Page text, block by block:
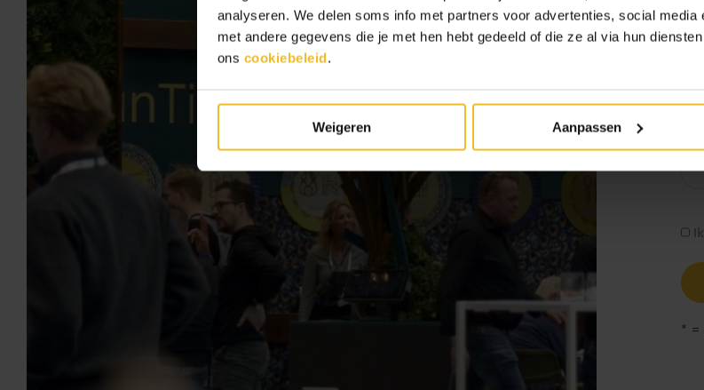
analyseren. We delen soms info met partners voor advertenties, social
met andere gegevens die je met hen hebt gedeeld of die ze al via hun
ons cookiebeleid.
Weigeren Aanpassen
* =